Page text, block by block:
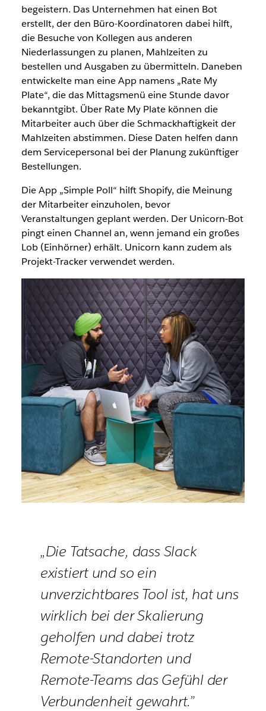
begeistern. Das Unternehmen hat einen Bot
erstellt, der den Büro-Koordinatoren dabei hilft,
die Besuche von Kollegen aus anderen
Niederlassungen zu planen, Mahlzeiten zu
bestellen und Ausgaben zu übermitteln. Daneben
entwickelte man eine App namens „Rate My
Plate“, die das Mittagsmenü eine Stunde davor
bekanntgibt. Über Rate My Plate können die
Mitarbeiter auch über die Schmackhaftigkeit der
Mahlzeiten abstimmen. Diese Daten helfen dann
dem Servicepersonal bei der Planung zukünftiger
Bestellungen.
Die App „Simple Poll“ hilft Shopify, die Meinung
der Mitarbeiter einzuholen, bevor
Veranstaltungen geplant werden. Der Unicorn-Bot
pingt einen Channel an, wenn jemand ein großes
Lob (Einhörner) erhält. Unicorn kann zudem als
Projekt-Tracker verwendet werden.
„Die Tatsache, dass Slack
existiert und so ein
unverzichtbares Tool ist, hat uns
wirklich bei der Skalierung
geholfen und dabei trotz
Remote-Standorten und
Remote-Teams das Gefühl der
Verbundenheit gewahrt.”